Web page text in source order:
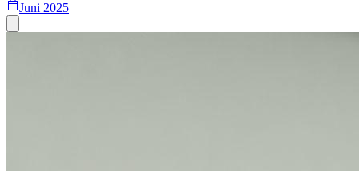
Juni 2025